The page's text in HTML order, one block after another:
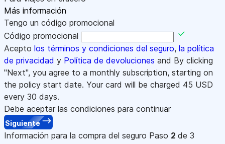
Más información
Tengo un código promocional
Código promocional
Acepto los términos y condiciones del seguro, la política
de privacidad y Política de devoluciones and By clicking
"Next", you agree to a monthly subscription, starting on
the policy start date. Your card will be charged 45 USD
every 30 days.
Debe aceptar las condiciones para continuar
Siguiente
Información para la compra del seguro Paso 2 de 3